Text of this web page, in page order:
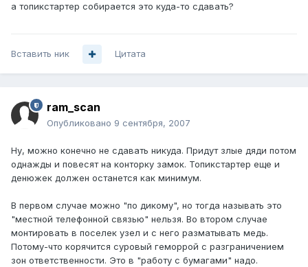
а топикстартер собирается это куда-то сдавать?
Вставить ник Цитата
ram_scan
Опубликовано 9 сентября, 2007
Ну, можно конечно не сдавать никуда. Придут злые дяди потом
однажды и повесят на конторку замок. Топикстартер еще и
денюжек должен останется как минимум.
В первом случае можно "по дикому", но тогда называть это
"местной телефонной связью" нельзя. Во втором случае
монтировать в поселек узел и с него разматывать медь.
Потому-что корячится суровый геморрой с разграничением
зон ответственности. Это в "работу с бумагами" надо.